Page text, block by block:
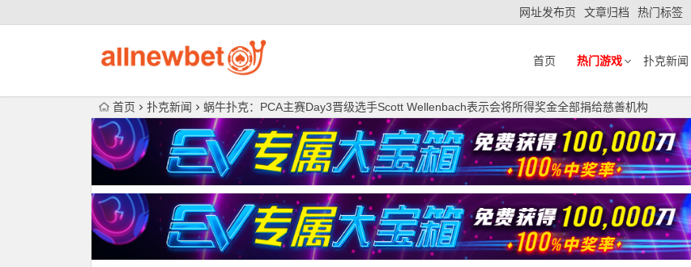
网址发布页 文章归档 热门标签
首页 热门游戏 扑克新闻
首页 扑克新闻 蜗牛扑克：PCA主赛Day3晋级选手Scott Wellenbach表示会将所得奖金全部捐给慈善机构